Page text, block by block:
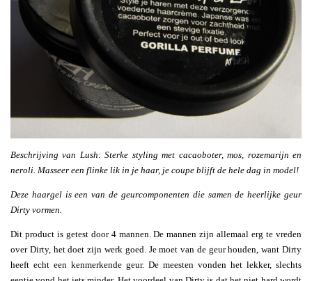
Beschrijving van Lush: Sterke styling met cacaoboter, mos, rozemarijn en
neroli. Masseer een flinke lik in je haar, je coupe blijft de hele dag in model!
Deze haargel is een van de geurcomponenten die samen de heerlijke geur
Dirty vormen.
Dit product is getest door 4 mannen. De mannen zijn allemaal erg te vreden
over Dirty, het doet zijn werk goed. Je moet van de geur houden, want Dirty
heeft echt een kenmerkende geur. De meesten vonden het lekker, slechts